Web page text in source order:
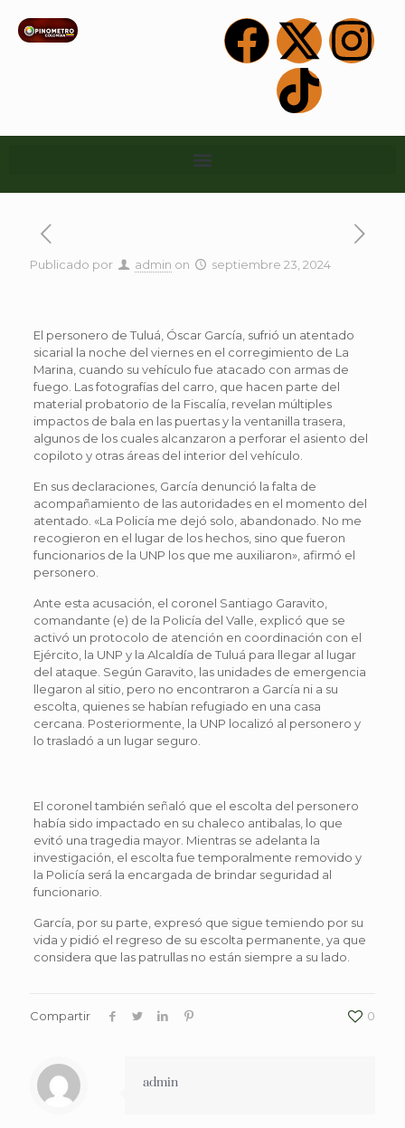
Publicado por admin on septiembre 23, 2024
El personero de Tuluá, Óscar García, sufrió un atentado
sicarial la noche del viernes en el corregimiento de La
Marina, cuando su vehículo fue atacado con armas de
fuego. Las fotografías del carro, que hacen parte del
material probatorio de la Fiscalía, revelan múltiples
impactos de bala en las puertas y la ventanilla trasera,
algunos de los cuales alcanzaron a perforar el asiento del
copiloto y otras áreas del interior del vehículo.
En sus declaraciones, García denunció la falta de
acompañamiento de las autoridades en el momento del
atentado. «La Policía me dejó solo, abandonado. No me
recogieron en el lugar de los hechos, sino que fueron
funcionarios de la UNP los que me auxiliaron», afirmó el
personero.
Ante esta acusación, el coronel Santiago Garavito,
comandante (e) de la Policía del Valle, explicó que se
activó un protocolo de atención en coordinación con el
Ejército, la UNP y la Alcaldía de Tuluá para llegar al lugar
del ataque. Según Garavito, las unidades de emergencia
llegaron al sitio, pero no encontraron a García ni a su
escolta, quienes se habían refugiado en una casa
cercana. Posteriormente, la UNP localizó al personero y
lo trasladó a un lugar seguro.
El coronel también señaló que el escolta del personero
había sido impactado en su chaleco antibalas, lo que
evitó una tragedia mayor. Mientras se adelanta la
investigación, el escolta fue temporalmente removido y
la Policía será la encargada de brindar seguridad al
funcionario.
García, por su parte, expresó que sigue temiendo por su
vida y pidió el regreso de su escolta permanente, ya que
considera que las patrullas no están siempre a su lado.
Compartir 0
admin